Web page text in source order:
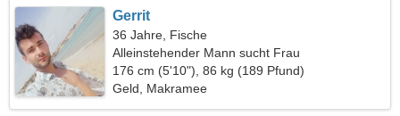
Gerrit
36 Jahre, Fische
Alleinstehender Mann sucht Frau
176 cm (5'10"), 86 kg (189 Pfund)
Geld, Makramee